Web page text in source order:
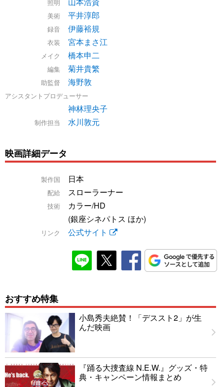
照明
美術 平井淳郎
録音 伊藤裕規
衣装 宮本まさ江
メイク 橋本申二
編集 菊井貴繁
助監督 海野敦
アシスタントプロデューサー
神林理央子
制作担当 水川敦元
映画詳細データ
製作国 日本
配給 スローラーナー
技術
カラー/HD
(銀座シネパトス ほか)
リンク 公式サイト
おすすめ特集
小島秀夫絶賛！「デススト2」が生
んだ映画
『踊る大捜査線 N.E.W.』グッズ・特
典・キャンペーン情報まとめ